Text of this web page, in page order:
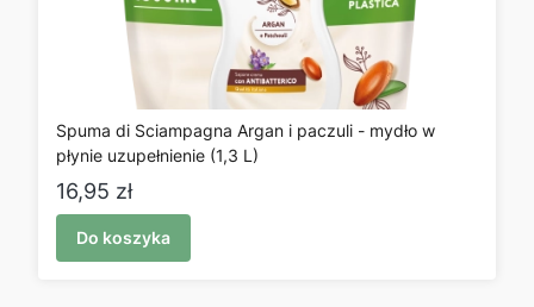
Spuma di Sciampagna Argan i paczuli - mydło w
płynie uzupełnienie (1,3 L)
Cena
16,95 zł
Do koszyka